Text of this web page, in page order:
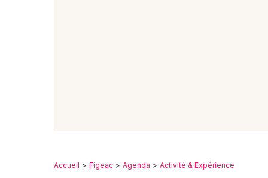
Accueil Figeac Agenda Activité & Expérience